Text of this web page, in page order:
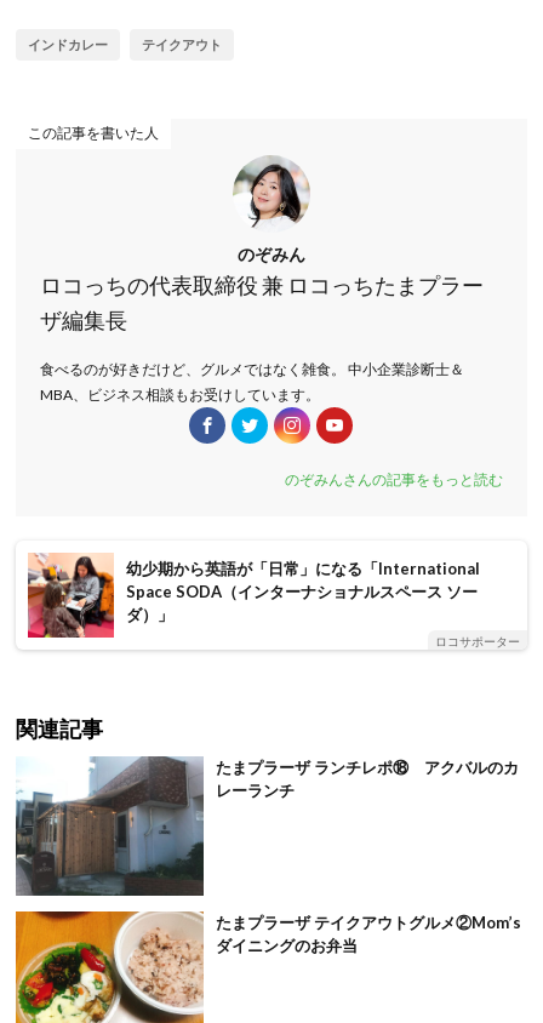
インドカレー テイクアウト
この記事を書いた人
のぞみん
ロコっちの代表取締役 兼 ロコっちたまプラー
ザ編集長
食べるのが好きだけど、グルメではなく雑食。 中小企業診断士＆
MBA、ビジネス相談もお受けしています。
のぞみんさんの記事をもっと読む
幼少期から英語が「日常」になる「International
Space SODA（インターナショナルスペース ソー
ダ）」
ロコサポーター
関連記事
たまプラーザ ランチレポ⑱ アクバルのカ
レーランチ
たまプラーザ テイクアウトグルメ②Mom’s
ダイニングのお弁当